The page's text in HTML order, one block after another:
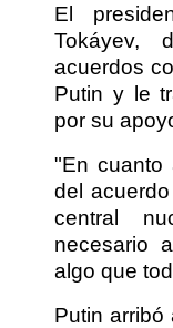
El
Tokáyev,
acuerdos
Putin y le
por su
"En cuanto
del
central
necesario
algo que
Putin arribó